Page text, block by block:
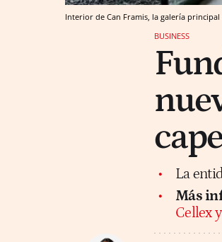
Interior de Can Framis, la galería principal
BUSINESS
La
Más
Cellex